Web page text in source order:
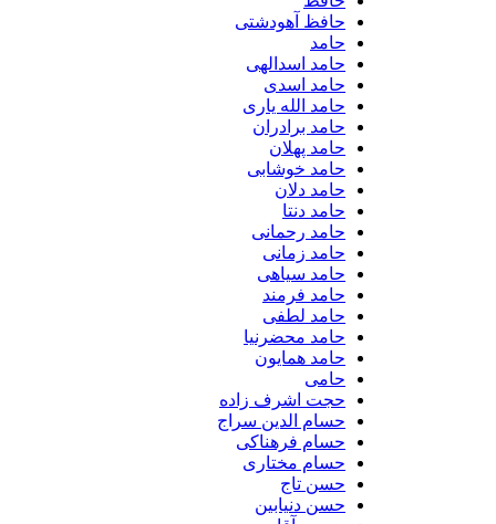
حافظ آهودشتی
حامد اسدالهی
حامد اسدی
حامد الله یاری
حامد برادران
حامد پهلان
حامد خوشابی
حامد دلان
حامد دنتا
حامد رحمانی
حامد زمانی
حامد سیاهی
حامد فرمند
حامد لطفی
حامد محضرنیا
حامد همایون
حجت اشرف زاده
حسام الدین سراج
حسام فرهناکی
حسام مختاری
حسن تاج
حسن دنیابین